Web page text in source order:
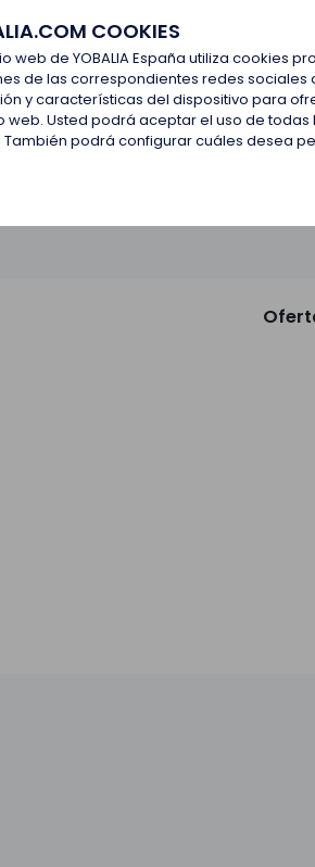
COOKIES
web de YOBALIA España utiliza
de las correspondientes redes
y características del dispositivo para
web. Usted podrá aceptar el uso de
También podrá configurar cuáles desea
Últimas ofertas